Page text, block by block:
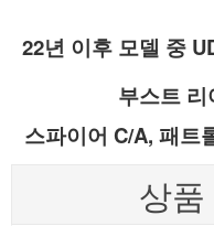
22년 이후 모델 중
부스트
스파이어 C/A, 패트
상